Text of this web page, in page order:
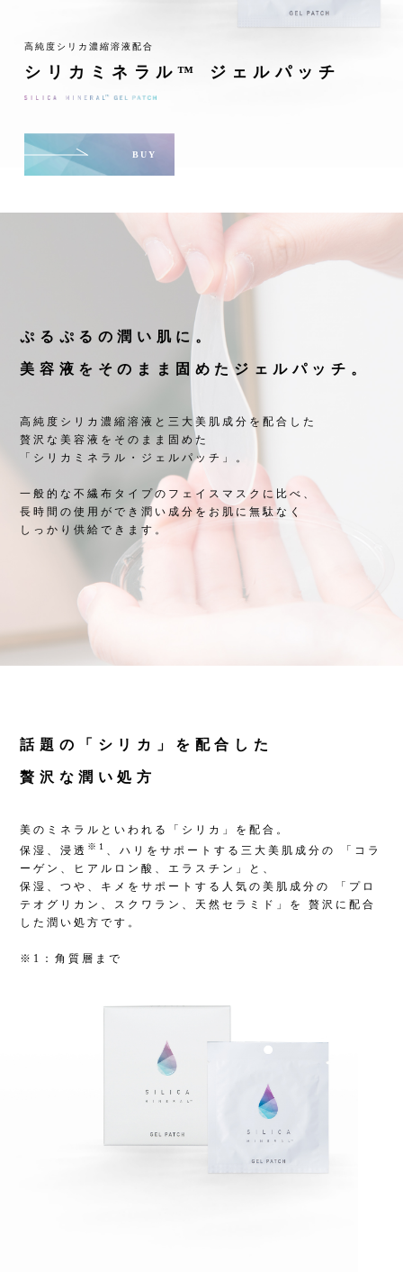
高純度シリカ濃縮溶液配合
シリカミネラル™ ジェルパッチ
BUY
ぷるぷるの潤い肌に。
美容液をそのまま固めたジェルパッチ。
高純度シリカ濃縮溶液と三大美肌成分を配合した
贅沢な美容液をそのまま固めた
「シリカミネラル・ジェルパッチ」。
一般的な不繊布タイプのフェイスマスクに比べ、
長時間の使用ができ潤い成分をお肌に無駄なく
しっかり供給できます。
話題の「シリカ」を配合した
贅沢な潤い処方
美のミネラルといわれる「シリカ」を配合。
保湿、浸透 ※1
、ハリをサポートする三大美肌成分の 「コラ
ーゲン、ヒアルロン酸、エラスチン」と、
保湿、つや、キメをサポートする人気の美肌成分の 「プロ
テオグリカン、スクワラン、天然セラミド」を 贅沢に配合
した潤い処方です。
※1：角質層まで